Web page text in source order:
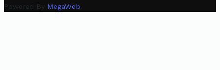
Powered By MegaWeb